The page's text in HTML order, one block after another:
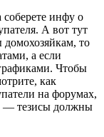
соберете инфу о
А вот тут
то
а если
Чтобы
как
на форумах,
— тезисы должны